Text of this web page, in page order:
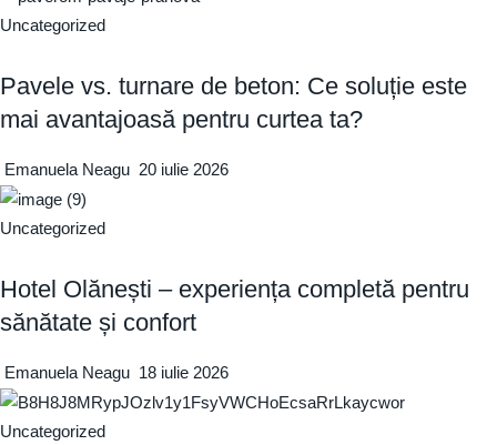
Uncategorized
Pavele vs. turnare de beton: Ce soluție este
mai avantajoasă pentru curtea ta?
Emanuela Neagu 20 iulie 2026
Uncategorized
Hotel Olănești – experiența completă pentru
sănătate și confort
Emanuela Neagu 18 iulie 2026
Uncategorized